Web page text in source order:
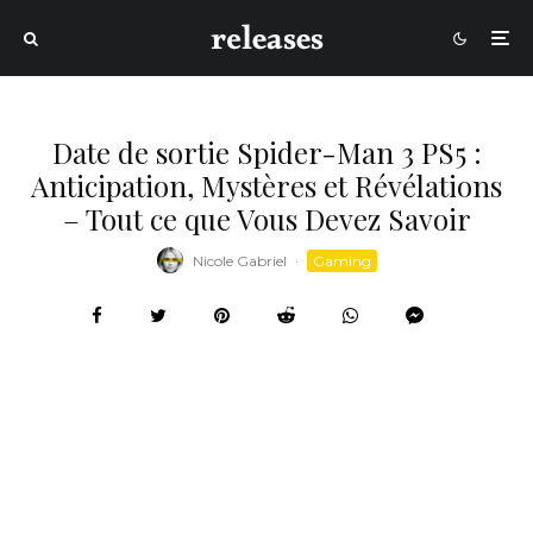
Date de sortie Spider-Man 3 PS5 :
Anticipation, Mystères et Révélations
– Tout ce que Vous Devez Savoir
Nicole Gabriel · Gaming